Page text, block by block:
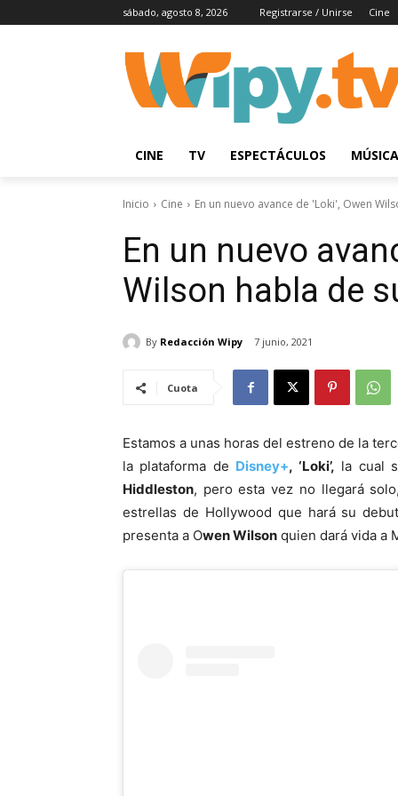
sábado, agosto 8, 2026 Registrarse / Unirse Cine
CINE TV ESPECTÁCULOS MÚSICA
Inicio Cine En un nuevo avance de 'Loki', Owen
En un nuevo
Wilson habla de
By Redacción Wipy 7 junio, 2021
Cuota
Estamos a unas horas del estreno de la
la plataforma de Disney+, ‘Loki’, la cual
Hiddleston, pero esta vez no llegará
estrellas de Hollywood que hará su
presenta a Owen Wilson quien dará vida a